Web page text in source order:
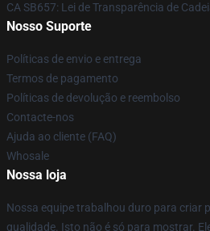
CA SB657: Lei de Transparência de
Nosso Suporte
Políticas de envio e entrega
Termos de pagamento
Políticas de devolução e reembolso
Contacte-nos
Ajuda ao cliente (FAQ)
Whosale
Nossa loja
Nossa equipe trabalhou duro para criar
qualidade. Isto não é só para mostrar.